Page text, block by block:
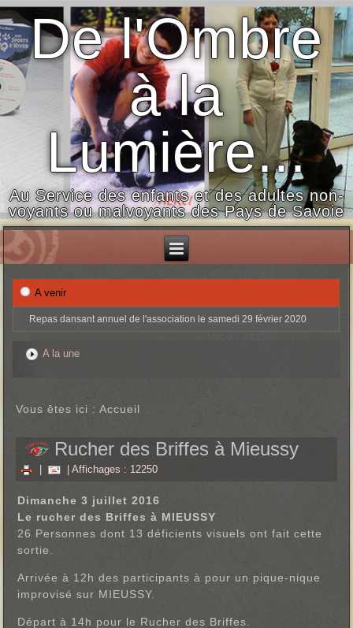
De l'Ombre
à la
Lumière...
Au Service des enfants et des adultes non-
voyants ou malvoyants des Pays de Savoie
A venir
Repas dansant annuel de l'association le samedi 29 février 2020
A la une
Vous êtes ici :Accueil
Rucher des Briffes à Mieussy
| Affichages : 12250
Dimanche 3 juillet 2016
Le rucher des Briffes à MIEUSSY
26 Personnes dont 13 déficients visuels ont fait cette
sortie.
Arrivée à 12h des participants à pour un pique-nique
improvisé sur MIEUSSY.
Départ à 14h pour le Rucher des Briffes.